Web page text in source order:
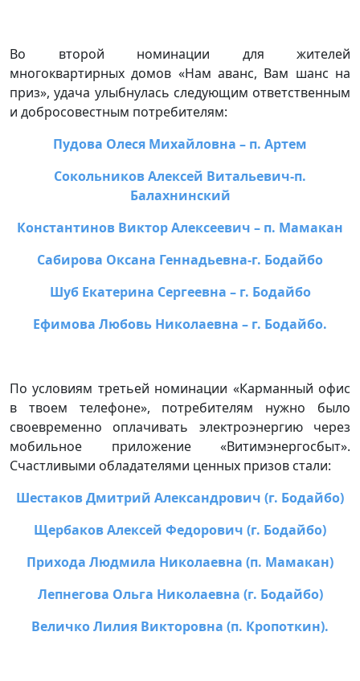
Во второй номинации для жителей
многоквартирных домов «Нам аванс, Вам шанс на
приз», удача улыбнулась следующим ответственным
и добросовестным потребителям:
Пудова Олеся Михайловна – п. Артем
Сокольников Алексей Витальевич-п.
Балахнинский
Константинов Виктор Алексеевич – п. Мамакан
Сабирова Оксана Геннадьевна-г. Бодайбо
Шуб Екатерина Сергеевна – г. Бодайбо
Ефимова Любовь Николаевна – г. Бодайбо.
По условиям третьей номинации «Карманный офис
в твоем телефоне», потребителям нужно было
своевременно оплачивать электроэнергию через
мобильное приложение «Витимэнергосбыт».
Счастливыми обладателями ценных призов стали:
Шестаков Дмитрий Александрович (г. Бодайбо)
Щербаков Алексей Федорович (г. Бодайбо)
Прихода Людмила Николаевна (п. Мамакан)
Лепнегова Ольга Николаевна (г. Бодайбо)
Величко Лилия Викторовна (п. Кропоткин).